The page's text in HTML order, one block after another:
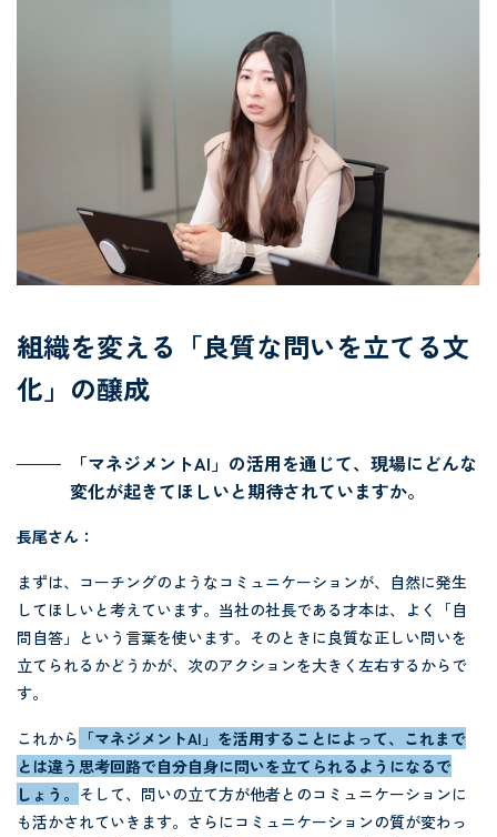
組織を変える「良質な問いを立てる文
化」の醸成
「マネジメントAI」の活用を通じて、現場にどんな
変化が起きてほしいと期待されていますか。
長尾さん：
まずは、コーチングのようなコミュニケーションが、自然に発生
してほしいと考えています。当社の社長である才本は、よく「自
問自答」という言葉を使います。そのときに良質な正しい問いを
立てられるかどうかが、次のアクションを大きく左右するからで
す。
これから 「マネジメントAI」を活用することによって、これまで
とは違う思考回路で自分自身に問いを立てられるようになるで
しょう。 そして、問いの立て方が他者とのコミュニケーションに
も活かされていきます。さらにコミュニケーションの質が変わっ